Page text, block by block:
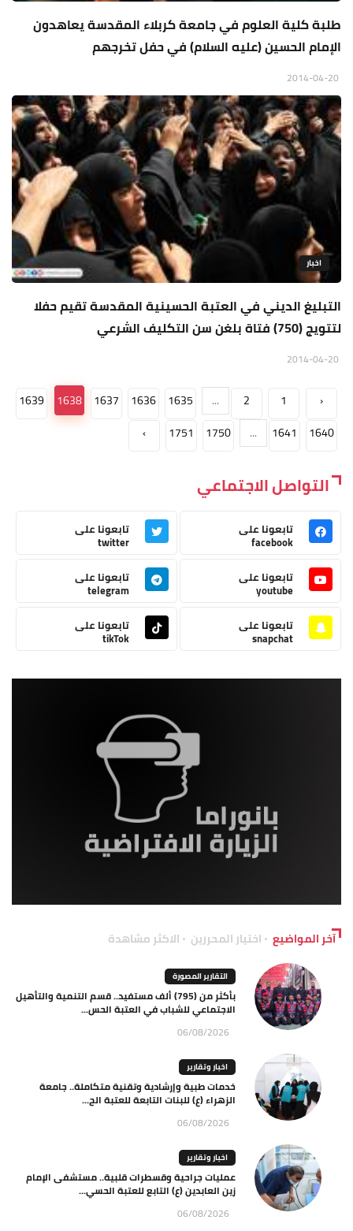
طلبة كلية العلوم في جامعة كربلاء المقدسة يعاهدون
الإمام الحسين (عليه السلام) في حفل تخرجهم
اخبار
التبليغ الديني في العتبة الحسينية المقدسة تقيم حفلا
لتتويج (750) فتاة بلغن سن التكليف الشرعي
‹
1
2
...
1635
1636
1637
1638
1639
1640
1641
...
1750
1751
›
التواصل الاجتماعي
تابعونا على
facebook
تابعونا على
twitter
تابعونا على
youtube
تابعونا على
telegram
تابعونا على
snapchat
تابعونا على
tikTok
آخر المواضيع اختيار المحررين الاكثر مشاهدة
التقارير المصورة
بأكثر من (795) ألف مستفيد.. قسم التنمية والتأهيل
الاجتماعي للشباب في العتبة الحس...
06/08/2026
اخبار وتقارير
خدمات طبية وإرشادية وتقنية متكاملة.. جامعة
الزهراء (ع) للبنات التابعة للعتبة الح...
06/08/2026
اخبار وتقارير
عمليات جراحية وقسطرات قلبية.. مستشفى الإمام
زين العابدين (ع) التابع للعتبة الحسي...
06/08/2026